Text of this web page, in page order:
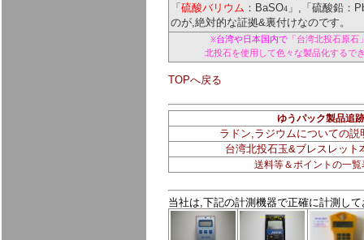
「 硫酸バリウム ：BaSO4 」,「硫酸鉛：
のが,絶対的な証拠&裏付けなのです。
※台湾や日本国内で 「台湾北投石原
北投石を使用して色々な製品化するで
TOPへ戻る
ゆうパック製品追
ラドン,ラジウムについての
台湾北投石玉&ブレスレット
送料等＆ポイントの一
当社は,下記の計測機器で正確に計測し